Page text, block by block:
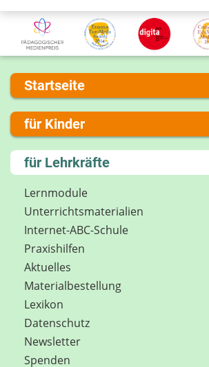
Startseite
Über uns
Presse
Kontakt
Impressum
Internet-ABC Sitemap
Barrierefreiheit
Länderprojekte
für Kinder
Lernen und Schule
Hobby und Freizeit
Spiel und Spaß
Mitreden und Mitmachen
Lexikon
Datenschutz
Newsletter
für Lehrkräfte
Lernmodule
Unterrichts­materialien
Internet-ABC-Schule
Praxishilfen
Aktuelles
Materialbestellung
Lexikon
Datenschutz
Newsletter
Spenden